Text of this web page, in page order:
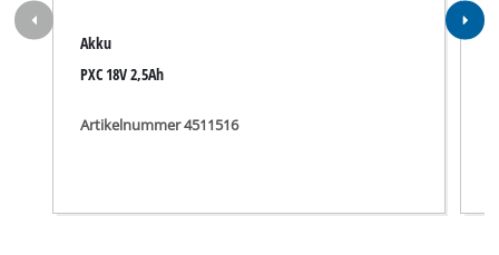
Akku
PXC 18V 2,5Ah
Artikelnummer 4511516